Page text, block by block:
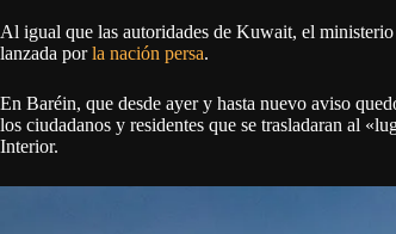
Al igual que las autoridades de Kuwait, el
lanzada porla nación persa.
En Baréin, que desde ayer y hasta nuevo aviso
los ciudadanos y residentes que se trasladaran al
Interior.